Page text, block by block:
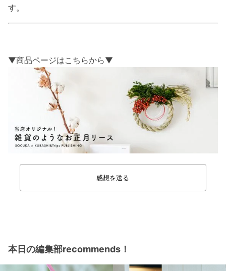
す。
▼商品ページはこちらから▼
感想を送る
本日の編集部recommends！